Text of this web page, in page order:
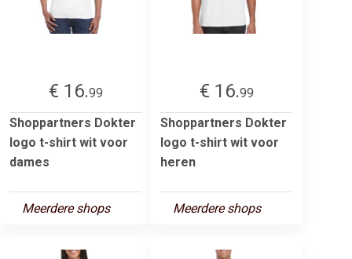
€ 16.99
Shoppartners Dokter
logo t-shirt wit voor
dames
Meerdere shops
€ 16.99
Shoppartners Dokter
logo t-shirt wit voor
heren
Meerdere shops